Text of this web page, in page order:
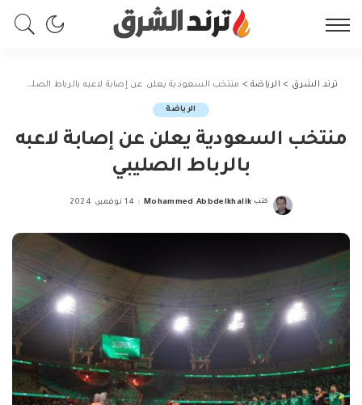
ترند الشرق > الرياضة> منتخب السعودية يعلن عن إصابة لاعبه بالرباط الصليبي
الرياضة
منتخب السعودية يعلن عن إصابة لاعبه
بالرباط الصليبي
Posted
كتب Mohammed Abbdelkhalik 14 نوفمبر، 2024